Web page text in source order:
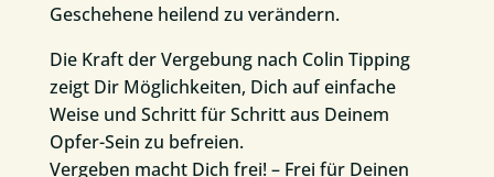
Geschehene heilend zu verändern.
Die Kraft der Vergebung nach Colin Tipping
zeigt Dir Möglichkeiten, Dich auf einfache
Weise und Schritt für Schritt aus Deinem
Opfer-Sein zu befreien.
Vergeben macht Dich frei! – Frei für Deinen